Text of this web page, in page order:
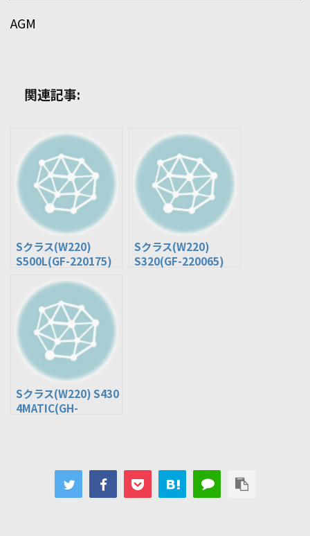
AGM
関連記事:
Sクラス(W220)
S500L(GF-220175)
Sクラス(W220)
S320(GF-220065)
Sクラス(W220) S430
4MATIC(GH-